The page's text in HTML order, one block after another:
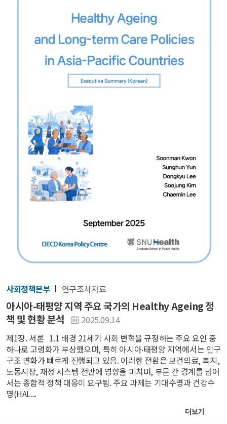
사회정책본부 연구조사자료
아시아-태평양 지역 주요 국가의 Healthy Ageing 정
책 및 현황 분석
2025.09.14
제1장. 서론 1.1 배경 21세기 사회 변혁을 규정하는 주요 요인 중
하나로 고령화가 부상했으며, 특히 아시아‧태평양 지역에서는 인구
구조 변화가 빠르게 진행되고 있음. 이러한 전환은 보건의료, 복지,
노동시장, 재정 시스템 전반에 영향을 미치며, 부문 간 경계를 넘어
서는 종합적 정책 대응이 요구됨. 주요 과제는 기대수명과 건강수
명(HAL...
더보기